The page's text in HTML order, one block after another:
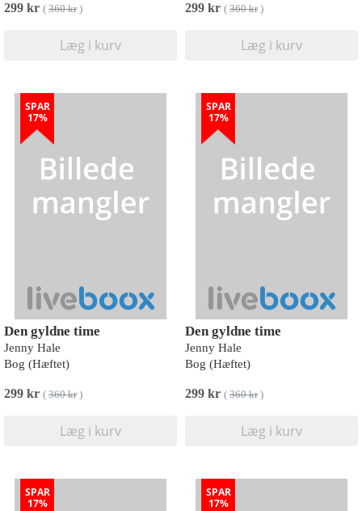
299 kr ( 360 kr)
Læg i kurv
299 kr ( 360 kr)
Læg i kurv
SPAR
17%
Den gyldne time
Jenny Hale
Bog (Hæftet)
299 kr ( 360 kr)
Læg i kurv
SPAR
17%
Den gyldne time
Jenny Hale
Bog (Hæftet)
299 kr ( 360 kr)
Læg i kurv
SPAR
17%
SPAR
17%